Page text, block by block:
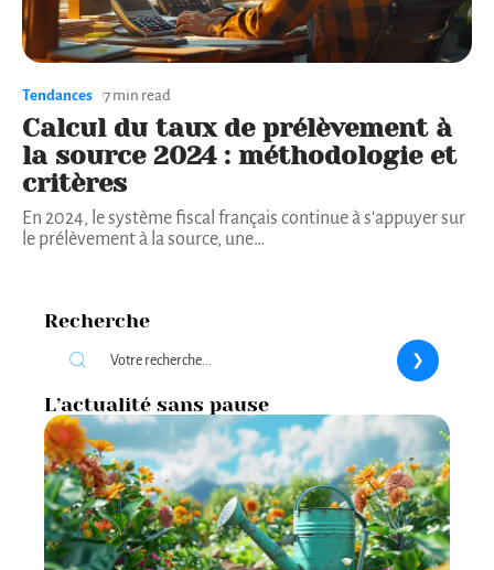
Tendances 7 min read
Calcul du taux de prélèvement à
la source 2024 : méthodologie et
critères
En 2024, le système fiscal français continue à s'appuyer sur
le prélèvement à la source, une…
Recherche
L’actualité sans pause